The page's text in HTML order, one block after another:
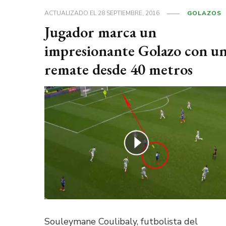
ACTUALIZADO EL28 SEPTIEMBRE, 2016 GOLAZOS
Jugador marca un
impresionante Golazo con
remate desde 40 metros
Souleymane Coulibaly, futbolista del